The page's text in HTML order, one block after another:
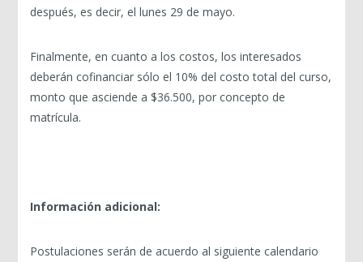
después, es decir, el lunes 29 de mayo.
Finalmente, en cuanto a los costos, los interesados
deberán cofinanciar sólo el 10% del costo total del curso,
monto que asciende a $36.500, por concepto de
matrícula.
Información adicional:
Postulaciones serán de acuerdo al siguiente calendario